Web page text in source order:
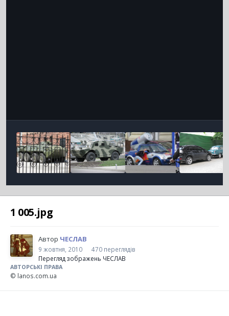
1 005.jpg
Автор ЧЕСЛАВ
9 жовтня, 2010
470 переглядів
Перегляд зображень ЧЕСЛАВ
АВТОРСЬКІ ПРАВА
© lanos.com.ua